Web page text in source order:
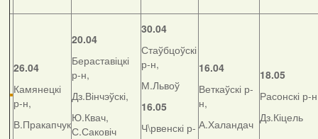
26.04
Камянецкі
р-н,
В.Пракапчук
20.04
Бераставіцкі
р-н,
Дз.Вінчэўскі,
Ю.Квач,
С.Саковіч
30.04
Стаўбцоўскі
р-н,
М.Львоў
16.05
Ч\рвенскі р-
16.04
Веткаўскі р-
н,
А.Халандач
18.05
Расонскі р-
Дз.Кіцель